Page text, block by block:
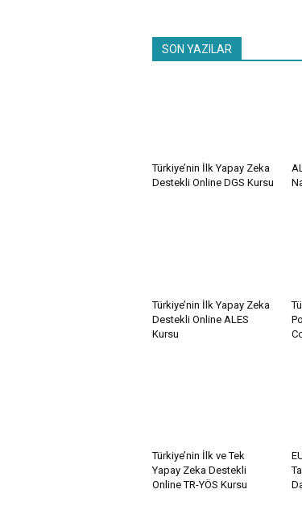
SON YAZILAR
Türkiye’nin İlk Yapay Zeka
Destekli Online DGS Kursu
Türkiye’nin İlk Yapay Zeka
Destekli Online ALES
Kursu
Türkiye’nin İlk ve Tek
Yapay Zeka Destekli
Online TR-YÖS Kursu